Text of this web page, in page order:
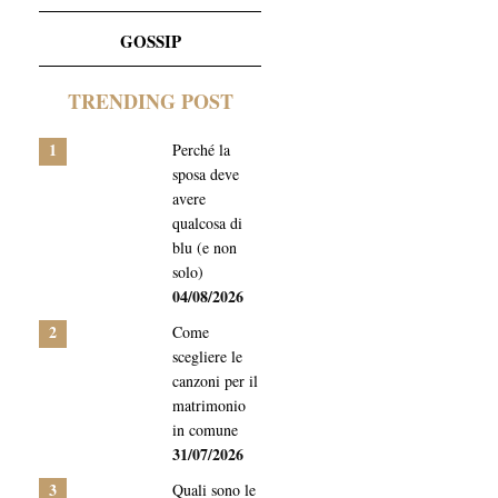
GOSSIP
TRENDING POST
Perché la
sposa deve
avere
qualcosa di
blu (e non
solo)
04/08/2026
1
Come
scegliere le
canzoni per il
matrimonio
in comune
31/07/2026
2
Quali sono le
3